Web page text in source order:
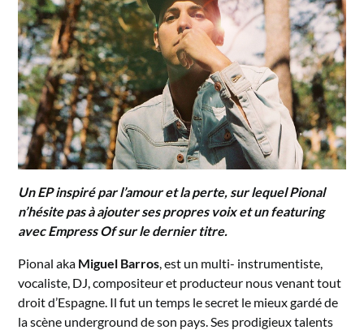
Un EP inspiré par l’amour et la perte, sur lequel Pional
n’hésite pas à ajouter ses propres voix et un featuring
avec Empress Of sur le dernier titre.
Pional aka Miguel Barros , est un multi- instrumentiste,
vocaliste, DJ, compositeur et producteur nous venant tout
droit d’Espagne. Il fut un temps le secret le mieux gardé de
la scène underground de son pays. Ses prodigieux talents